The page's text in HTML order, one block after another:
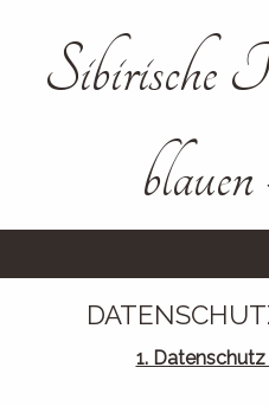
Sibirische
1.